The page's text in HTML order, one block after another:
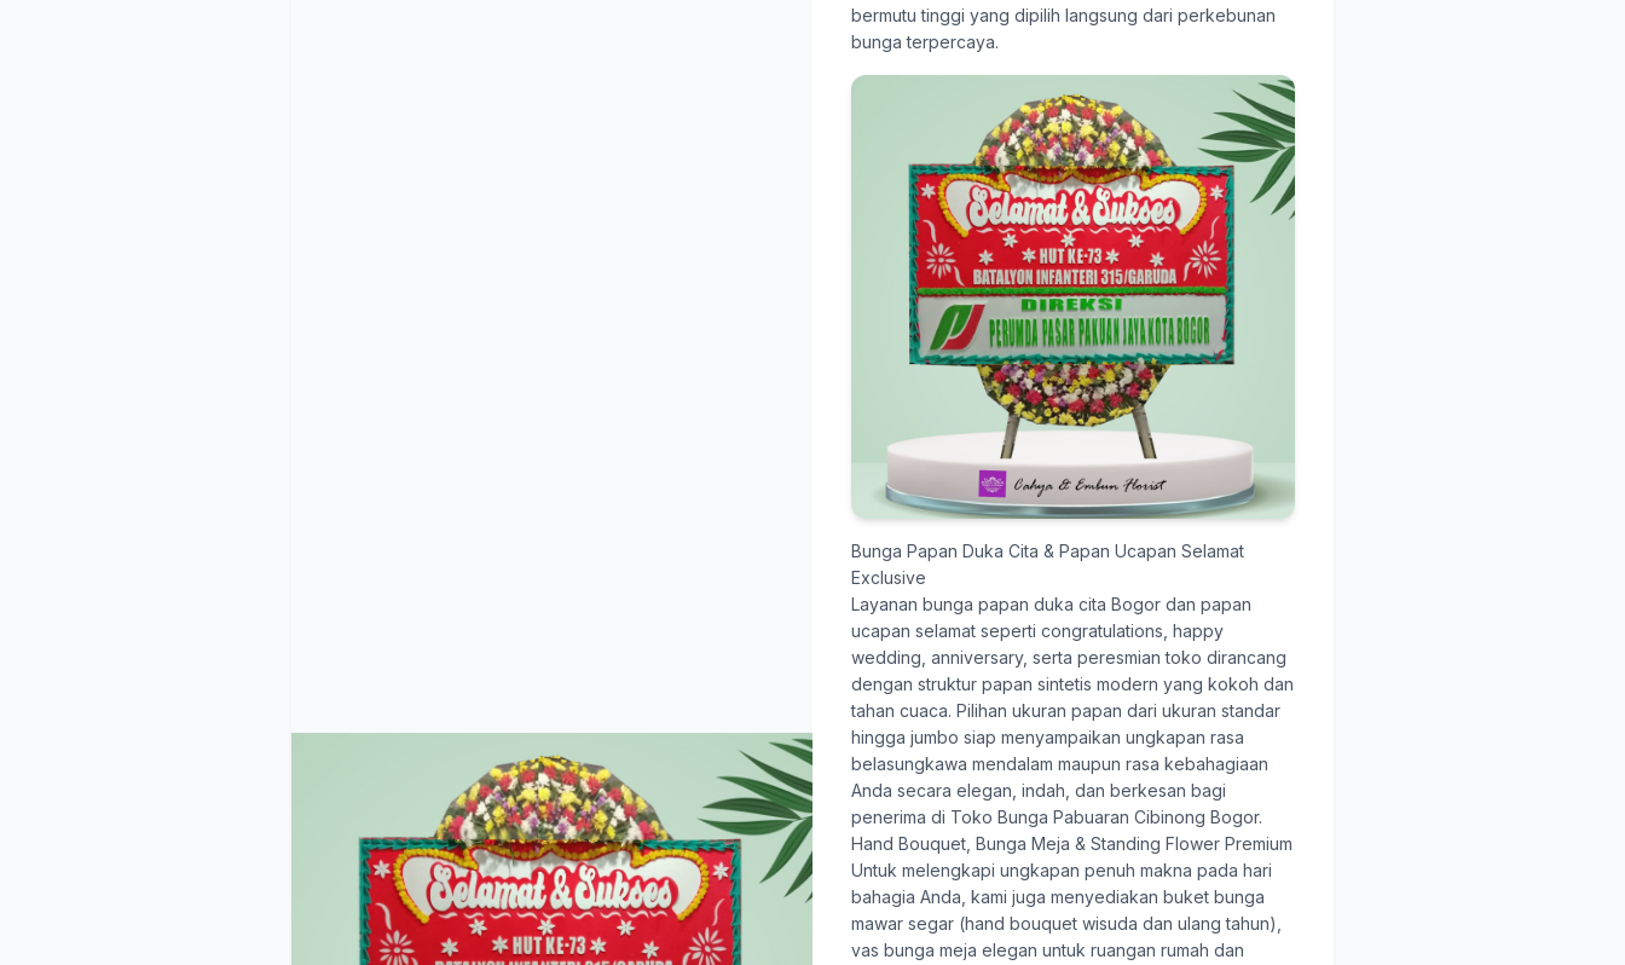
bermutu tinggi yang dipilih langsung dari perkebunan
bunga terpercaya.
Bunga Papan Duka Cita & Papan Ucapan Selamat
Exclusive
Layanan bunga papan duka cita Bogor dan papan
ucapan selamat seperti congratulations, happy
wedding, anniversary, serta peresmian toko dirancang
dengan struktur papan sintetis modern yang kokoh dan
tahan cuaca. Pilihan ukuran papan dari ukuran standar
hingga jumbo siap menyampaikan ungkapan rasa
belasungkawa mendalam maupun rasa kebahagiaan
Anda secara elegan, indah, dan berkesan bagi
penerima di Toko Bunga Pabuaran Cibinong Bogor.
Hand Bouquet, Bunga Meja & Standing Flower Premium
Untuk melengkapi ungkapan penuh makna pada hari
bahagia Anda, kami juga menyediakan buket bunga
mawar segar (hand bouquet wisuda dan ulang tahun),
vas bunga meja elegan untuk ruangan rumah dan